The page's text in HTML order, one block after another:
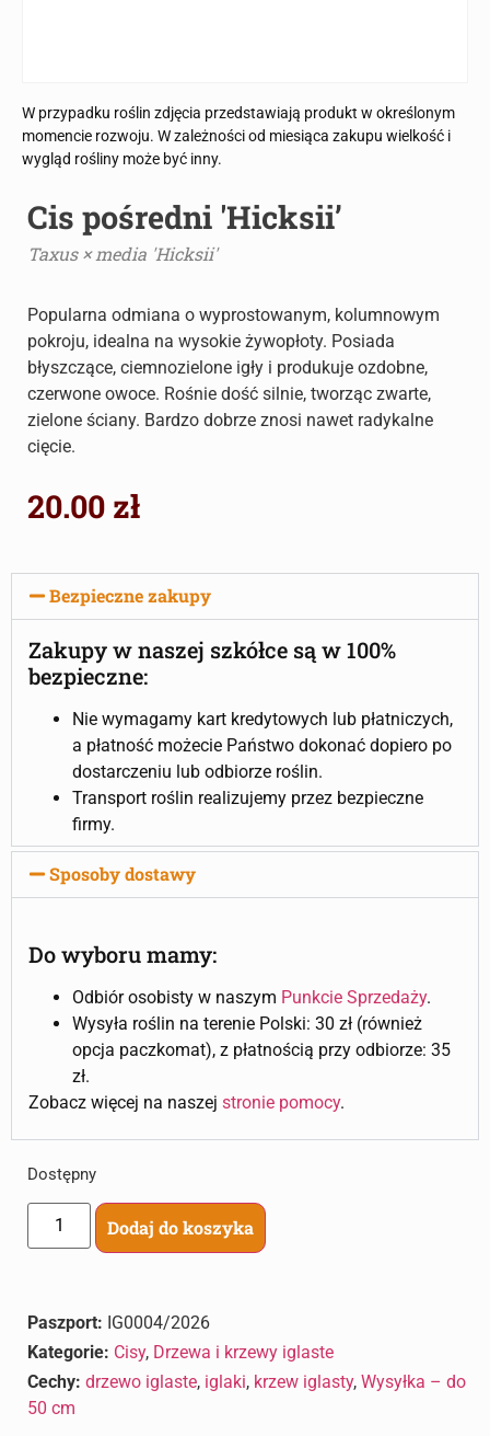
W przypadku roślin zdjęcia przedstawiają produkt w określonym
momencie rozwoju. W zależności od miesiąca zakupu wielkość i
wygląd rośliny może być inny.
Cis pośredni 'Hicksii’
Taxus × media 'Hicksii'
Popularna odmiana o wyprostowanym, kolumnowym
pokroju, idealna na wysokie żywopłoty. Posiada
błyszczące, ciemnozielone igły i produkuje ozdobne,
czerwone owoce. Rośnie dość silnie, tworząc zwarte,
zielone ściany. Bardzo dobrze znosi nawet radykalne
cięcie.
20.00 zł
Bezpieczne zakupy
Zakupy w naszej szkółce są w 100%
bezpieczne:
Nie wymagamy kart kredytowych lub płatniczych,
a płatność możecie Państwo dokonać dopiero po
dostarczeniu lub odbiorze roślin.
Transport roślin realizujemy przez bezpieczne
firmy.
Sposoby dostawy
Do wyboru mamy:
Odbiór osobisty w naszym Punkcie Sprzedaży.
Wysyła roślin na terenie Polski: 30 zł (również
opcja paczkomat), z płatnością przy odbiorze: 35
zł.
Zobacz więcej na naszej stronie pomocy.
Dostępny
Dodaj do koszyka
Paszport: IG0004/2026
Kategorie: Cisy, Drzewa i krzewy iglaste
Cechy: drzewo iglaste, iglaki, krzew iglasty, Wysyłka – do
50 cm